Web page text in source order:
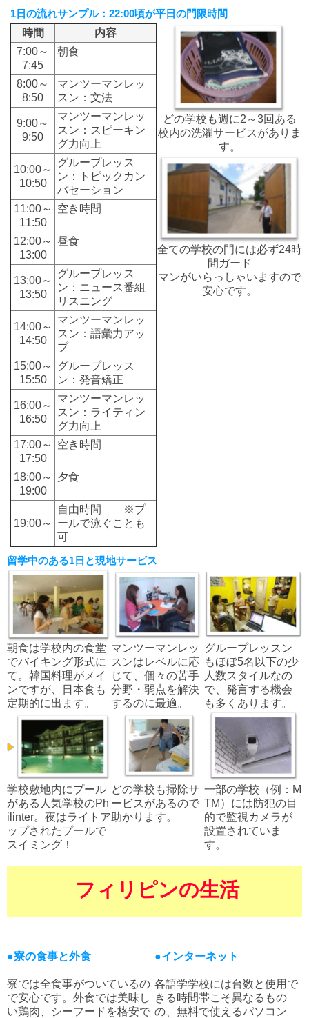
1日の流れサンプル：22:00頃が平日の門限時間
時間
内容
7:00～
7:45
朝食
8:00～
8:50
マンツーマンレッ
スン：文法
9:00～
9:50
マンツーマンレッ
スン：スピーキン
グ力向上
10:00～
10:50
グループレッス
ン：トピックカン
バセーション
11:00～
11:50
空き時間
12:00～
13:00
昼食
13:00～
13:50
グループレッス
ン：ニュース番組
リスニング
14:00～
14:50
マンツーマンレッ
スン：語彙力アッ
プ
15:00～
15:50
グループレッス
ン：発音矯正
16:00～
16:50
マンツーマンレッ
スン：ライティン
グ力向上
17:00～
17:50
空き時間
18:00～
19:00
夕食
19:00～
自由時間 ※プ
ールで泳ぐことも
可
どの学校も週に2～3回ある
校内の洗濯サービスがありま
す。
全ての学校の門には必ず24時
間ガード
マンがいらっしゃいますので
安心です。
留学中のある1日と現地サービス
朝食は学校内の食堂
でバイキング形式に
て。韓国料理がメイ
ンですが、日本食も
定期的に出ます。
マンツーマンレッ
スンはレベルに応
じて、個々の苦手
分野・弱点を解決
するのに最適。
グループレッスン
もほぼ5名以下の少
人数スタイルなの
で、発言する機会
も多くあります。
学校敷地内にプール
がある人気学校のPh
ilinter。夜はライトア
ップされたプールで
スイミング！
どの学校も掃除サ
ービスがあるので
助かります。
一部の学校（例：M
TM）には防犯の目
的で監視カメラが
設置されていま
す。
フィリピンの生活
●寮の食事と外食
寮では全食事がついているの
で安心です。外食では美味し
い鶏肉、シーフードを格安で
●インターネット
各語学学校には台数と使用で
きる時間帯こそ異なるもの
の、無料で使えるパソコン